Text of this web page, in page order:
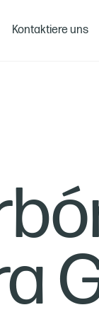
Kontaktiere uns